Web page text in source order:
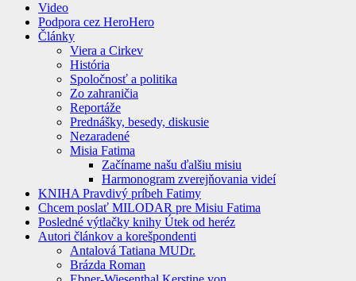
Video
Podpora cez HeroHero
Články
Viera a Cirkev
História
Spoločnosť a politika
Zo zahraničia
Reportáže
Prednášky, besedy, diskusie
Nezaradené
Misia Fatima
Začíname našu ďalšiu misiu
Harmonogram zverejňovania videí
KNIHA Pravdivý príbeh Fatimy
Chcem poslať MILODAR pre Misiu Fatima
Posledné výtlačky knihy Útek od heréz
Autori článkov a korešpondenti
Antalová Tatiana MUDr.
Brázda Roman